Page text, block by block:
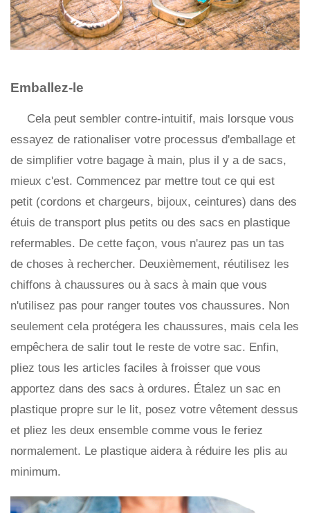
Emballez-le
Cela peut sembler contre-intuitif, mais lorsque vous
essayez de rationaliser votre processus d'emballage et
de simplifier votre bagage à main, plus il y a de sacs,
mieux c'est. Commencez par mettre tout ce qui est
petit (cordons et chargeurs, bijoux, ceintures) dans des
étuis de transport plus petits ou des sacs en plastique
refermables. De cette façon, vous n'aurez pas un tas
de choses à rechercher. Deuxièmement, réutilisez les
chiffons à chaussures ou à sacs à main que vous
n'utilisez pas pour ranger toutes vos chaussures. Non
seulement cela protégera les chaussures, mais cela les
empêchera de salir tout le reste de votre sac. Enfin,
pliez tous les articles faciles à froisser que vous
apportez dans des sacs à ordures. Étalez un sac en
plastique propre sur le lit, posez votre vêtement dessus
et pliez les deux ensemble comme vous le feriez
normalement. Le plastique aidera à réduire les plis au
minimum.